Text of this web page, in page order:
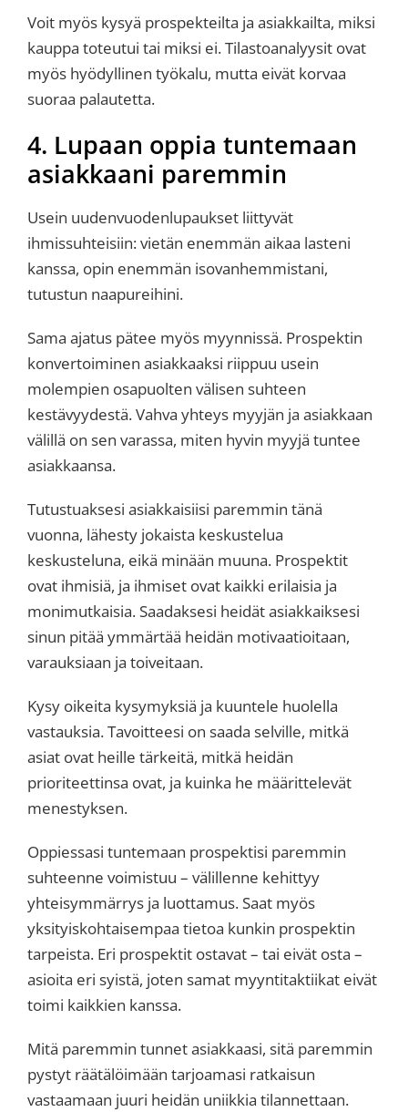
Voit myös kysyä prospekteilta ja asiakkailta, miksi
kauppa toteutui tai miksi ei. Tilastoanalyysit ovat
myös hyödyllinen työkalu, mutta eivät korvaa
suoraa palautetta.
4. Lupaan oppia tuntemaan
asiakkaani paremmin
Usein uudenvuodenlupaukset liittyvät
ihmissuhteisiin: vietän enemmän aikaa lasteni
kanssa, opin enemmän isovanhemmistani,
tutustun naapureihini.
Sama ajatus pätee myös myynnissä. Prospektin
konvertoiminen asiakkaaksi riippuu usein
molempien osapuolten välisen suhteen
kestävyydestä. Vahva yhteys myyjän ja asiakkaan
välillä on sen varassa, miten hyvin myyjä tuntee
asiakkaansa.
Tutustuaksesi asiakkaisiisi paremmin tänä
vuonna, lähesty jokaista keskustelua
keskusteluna, eikä minään muuna. Prospektit
ovat ihmisiä, ja ihmiset ovat kaikki erilaisia ja
monimutkaisia. Saadaksesi heidät asiakkaiksesi
sinun pitää ymmärtää heidän motivaatioitaan,
varauksiaan ja toiveitaan.
Kysy oikeita kysymyksiä ja kuuntele huolella
vastauksia. Tavoitteesi on saada selville, mitkä
asiat ovat heille tärkeitä, mitkä heidän
prioriteettinsa ovat, ja kuinka he määrittelevät
menestyksen.
Oppiessasi tuntemaan prospektisi paremmin
suhteenne voimistuu – välillenne kehittyy
yhteisymmärrys ja luottamus. Saat myös
yksityiskohtaisempaa tietoa kunkin prospektin
tarpeista. Eri prospektit ostavat – tai eivät osta –
asioita eri syistä, joten samat myyntitaktiikat eivät
toimi kaikkien kanssa.
Mitä paremmin tunnet asiakkaasi, sitä paremmin
pystyt räätälöimään tarjoamasi ratkaisun
vastaamaan juuri heidän uniikkia tilannettaan.